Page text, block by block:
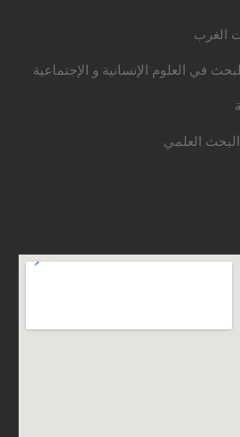
الغرب
في العلوم الإنسانية و الإجتماعية
البحث العلمي